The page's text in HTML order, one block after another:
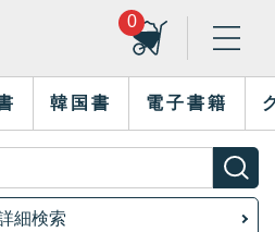
0
韓国書 電子書籍
細検索